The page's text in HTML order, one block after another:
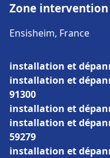
Zone intervention
Ensisheim, France
installation et
installation et
91300
installation et
installation et
59279
installation et